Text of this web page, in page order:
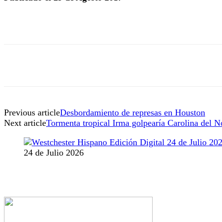
Previous articleDesbordamiento de represas en Houston
Next articleTormenta tropical Irma golpearía Carolina del
24 de Julio 2026